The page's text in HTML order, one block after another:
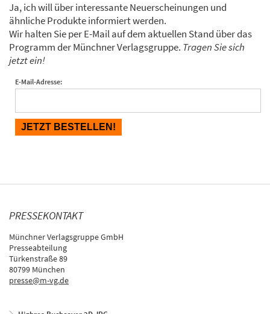
Ja, ich will über interessante Neuerscheinungen und
ähnliche Produkte informiert werden.
Wir halten Sie per E-Mail auf dem aktuellen Stand über das
Programm der Münchner Verlagsgruppe. Tragen Sie sich
jetzt ein!
E-Mail-Adresse:
PRESSEKONTAKT
Münchner Verlagsgruppe GmbH
Presseabteilung
Türkenstraße 89
80799 München
presse@m-vg.de